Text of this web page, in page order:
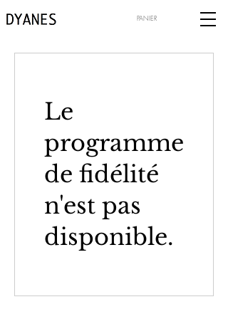
PANIER
Le
programme
de fidélité
n'est pas
disponible.